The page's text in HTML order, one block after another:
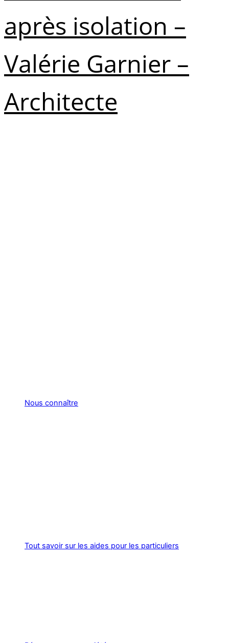
après isolation –
Valérie Garnier –
Architecte
Nous connaître
Tout savoir sur les aides pour les particuliers